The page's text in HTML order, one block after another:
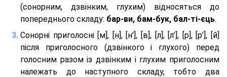
(сонорним, дзвінким, глухим) відносяться до
попереднього складу: бар-ви, бам-бук, бал-ті-єць.
Сонорні приголосні [м], [н], [н’], [в], [л], [л’], [р], [р’], [й]
після приголосного (дзвінкого і глухого) перед
голосним разом із дзвінким і глухим приголосним
належать до наступного складу, тобто два